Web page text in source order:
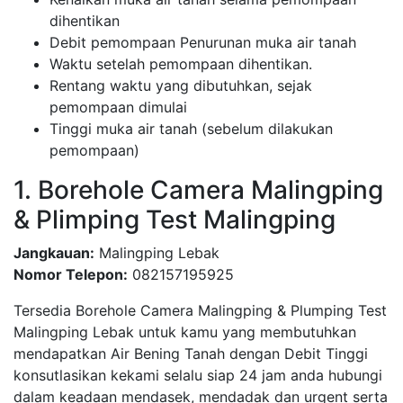
dihentikan
Debit pemompaan Penurunan muka air tanah
Waktu setelah pemompaan dihentikan.
Rentang waktu yang dibutuhkan, sejak
pemompaan dimulai
Tinggi muka air tanah (sebelum dilakukan
pemompaan)
1. Borehole Camera Malingping
& Plimping Test Malingping
Jangkauan: Malingping Lebak
Nomor Telepon: 082157195925
Tersedia Borehole Camera Malingping & Plumping Test
Malingping Lebak untuk kamu yang membutuhkan
mendapatkan Air Bening Tanah dengan Debit Tinggi
konsutlasikan kekami selalu siap 24 jam anda hubungi
dalam keadaan mendasek, mendadak dan urgent serta